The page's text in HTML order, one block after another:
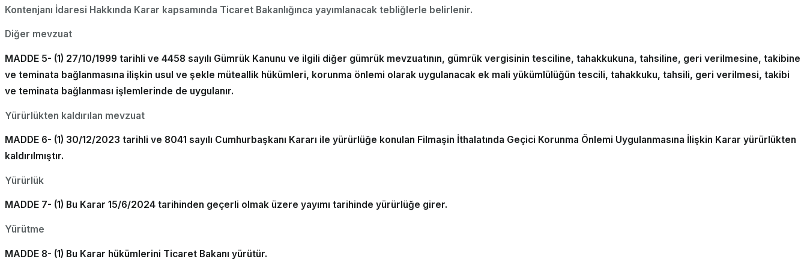
Kontenjanı İdaresi Hakkında Karar kapsamında Ticaret Bakanlığınca yayımlanacak tebliğlerle belirlenir.
Diğer mevzuat
MADDE 5- (1) 27/10/1999 tarihli ve 4458 sayılı Gümrük Kanunu ve ilgili diğer gümrük mevzuatının, gümrük vergisinin tesciline, tahakkukuna, tahsiline, geri verilmesine, takibine
ve teminata bağlanmasına ilişkin usul ve şekle müteallik hükümleri, korunma önlemi olarak uygulanacak ek mali yükümlülüğün tescili, tahakkuku, tahsili, geri verilmesi, takibi
ve teminata bağlanması işlemlerinde de uygulanır.
Yürürlükten kaldırılan mevzuat
MADDE 6- (1) 30/12/2023 tarihli ve 8041 sayılı Cumhurbaşkanı Kararı ile yürürlüğe konulan Filmaşin İthalatında Geçici Korunma Önlemi Uygulanmasına İlişkin Karar yürürlükten
kaldırılmıştır.
Yürürlük
MADDE 7- (1) Bu Karar 15/6/2024 tarihinden geçerli olmak üzere yayımı tarihinde yürürlüğe girer.
Yürütme
MADDE 8- (1) Bu Karar hükümlerini Ticaret Bakanı yürütür.